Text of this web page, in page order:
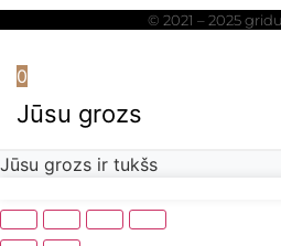
© 2021 – 2025
0
Jūsu grozs
Jūsu grozs ir tukšs